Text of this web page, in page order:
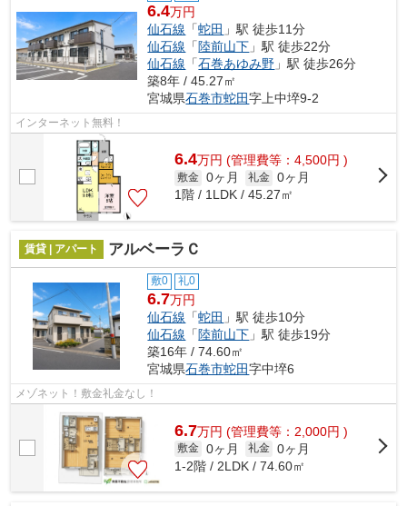
6.4万円
仙石線 「蛇田 」駅 徒歩11分
仙石線 「陸前山下 」駅 徒歩22分
仙石線 「石巻あゆみ野 」駅 徒歩26分
築8年 / 45.27㎡
宮城県石巻市蛇田字上中埣9-2
インターネット無料！
6.4万円 (管理費等：4,500円 )
敷金 0ヶ月 礼金 0ヶ月
1階 / 1LDK / 45.27㎡
賃貸 | アパート アルベーラＣ
敷0 礼0
6.7万円
仙石線 「蛇田 」駅 徒歩10分
仙石線 「陸前山下 」駅 徒歩19分
築16年 / 74.60㎡
宮城県石巻市蛇田字中埣6
メゾネット！敷金礼金なし！
6.7万円 (管理費等：2,000円 )
敷金 0ヶ月 礼金 0ヶ月
1-2階 / 2LDK / 74.60㎡